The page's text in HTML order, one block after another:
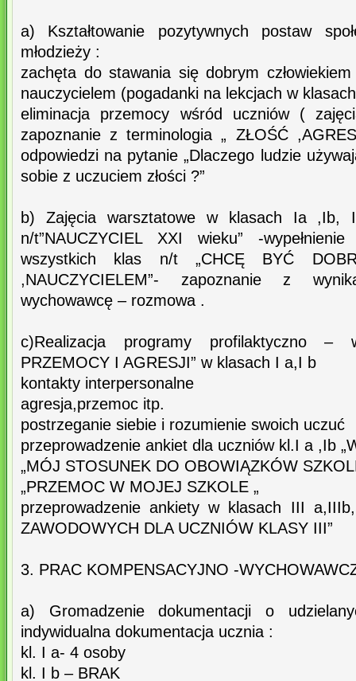
a) Kształtowanie pozytywnych postaw
młodzieży :
zachęta do stawania się dobrym
nauczycielem (pogadanki na lekcjach w
eliminacja przemocy wśród uczniów (
zapoznanie z terminologia „ ZŁOŚĆ
odpowiedzi na pytanie „Dlaczego ludzie
sobie z uczuciem złości ?”
b) Zajęcia warsztatowe w klasach Ia
n/t”NAUCZYCIEL XXI wieku” -
wszystkich klas n/t „CHCĘ BYĆ
,NAUCZYCIELEM”- zapoznanie z
wychowawcę – rozmowa .
c)Realizacja programy profilaktyczno –
PRZEMOCY I AGRESJI” w klasach I a,I b
kontakty interpersonalne
agresja,przemoc itp.
postrzeganie siebie i rozumienie swoich uczuć
przeprowadzenie ankiet dla uczniów kl.I a ,Ib
„MÓJ STOSUNEK DO OBOWIĄZKÓW
„PRZEMOC W MOJEJ SZKOLE „
przeprowadzenie ankiety w klasach III
ZAWODOWYCH DLA UCZNIÓW KLASY III”
3. PRAC KOMPENSACYJNO -
a) Gromadzenie dokumentacji o
indywidualna dokumentacja ucznia :
kl. I a- 4 osoby
kl. I b – BRAK